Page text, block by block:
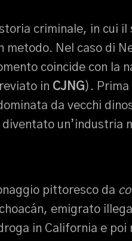
criminale, in cui
metodo. Nel caso di
coincide con la
in CJNG).
da vecchi
diventato
pittoresco da
emigrato
in California e poi